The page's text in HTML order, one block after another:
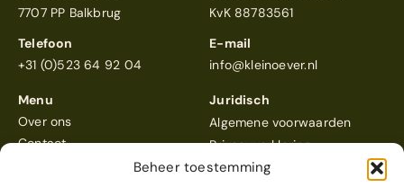
Beheer toestemming
7707 PP Balkbrug
KvK 88783561
Telefoon
+31 (0)523 64 92 04
E-mail
info@kleinoever.nl
Menu
Over ons
Contact
Juridisch
Algemene voorwaarden
Privacyverklaring